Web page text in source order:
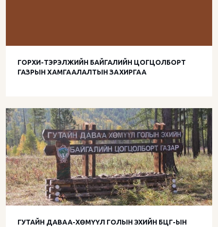
ГОРХИ-ТЭРЭЛЖИЙН БАЙГАЛИЙН ЦОГЦОЛБОРТ
ГАЗРЫН ХАМГААЛАЛТЫН ЗАХИРГАА
ГУТАЙН ДАВАА-ХӨМҮҮЛ ГОЛЫН ЭХИЙН БЦГ-ЫН